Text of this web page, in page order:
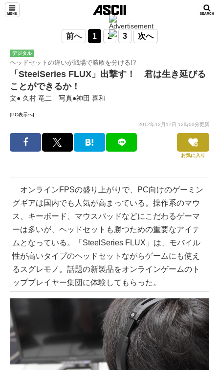
前へ 1 2 3 次へ
デジタル
ヘッドセットの違いが戦場で勝敗を分ける!?
「SteelSeries FLUX」出撃す！ 君は生き延びる
ことができるか！
文● 久村 竜二 写真●神田 喜和
[PC表示へ]
2012年12月17日 12時00分更新
お気に入り
オンラインFPSの盛り上がりで、PC向けのゲーミン
グギアは国内でも人気が高まっている。操作系のマウ
ス、キーボード、マウスパッドなどにこだわるゲーマ
ーは多いが、ヘッドセットも勝つための重要なアイテ
ムとなっている。「SteelSeries FLUX」は、モバイル
性が高いタイプのヘッドセットながらゲームにも使え
るスグレモノ。話題の新製品をオンラインゲームのト
ッププレイヤー集団に体験してもらった。